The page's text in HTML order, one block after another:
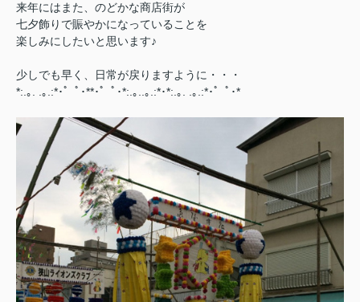
来年にはまた、のどかな商店街が
七夕飾りで賑やかになっていることを
楽しみにしたいと思います♪
少しでも早く、日常が戻りますように・
・・
*:.｡. .｡.:*･゜ﾟ･**･゜ﾟ･*:.｡..｡.:*･*:.｡. .｡.:*･゜ﾟ･*